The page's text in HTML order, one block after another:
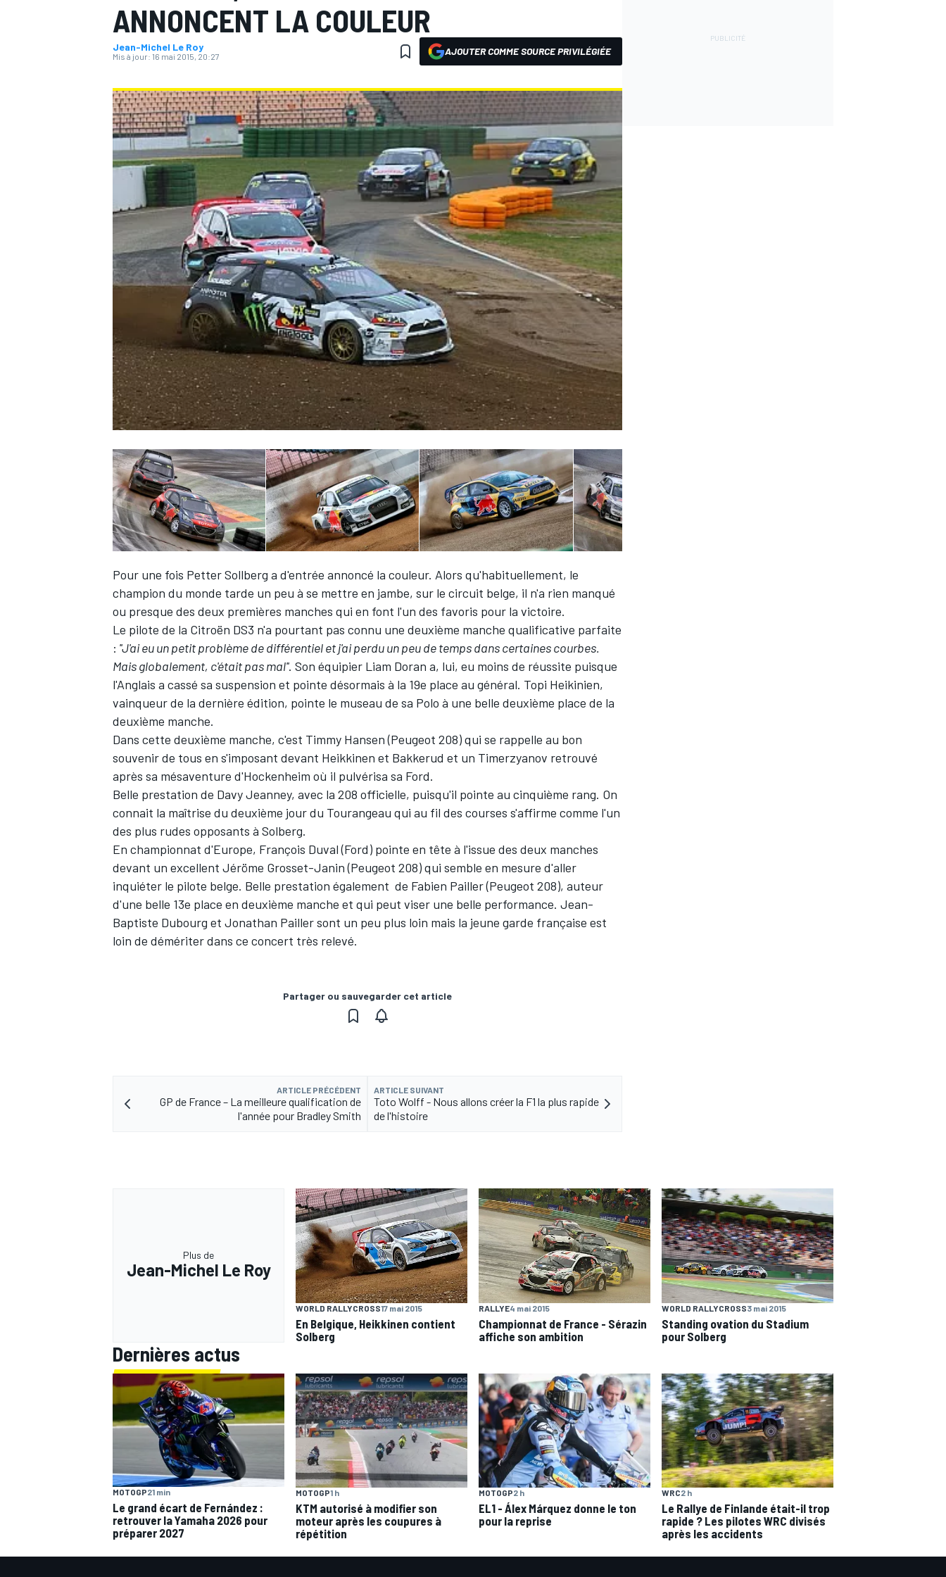
MOTOGP
WRC
WEC
AUTRES CHAMPIONNATS
ANNONCENT LA COULEUR
Jean-Michel Le Roy
Mis à jour: 16 mai 2015, 20:27 AJOUTER COMME SOURCE PRIVILÉGIÉE
Pour une fois Petter Sollberg a d'entrée annoncé la couleur. Alors qu'habituellement, le
champion du monde tarde un peu à se mettre en jambe, sur le circuit belge, il n'a rien manqué
ou presque des deux premières manches qui en font l'un des favoris pour la victoire.
Le pilote de la Citroën DS3 n'a pourtant pas connu une deuxième manche qualificative parfaite
: ''J'ai eu un petit problème de différentiel et j'ai perdu un peu de temps dans certaines courbes.
Mais globalement, c'était pas mal''. Son équipier Liam Doran a, lui, eu moins de réussite puisque
l'Anglais a cassé sa suspension et pointe désormais à la 19e place au général. Topi Heikinien,
vainqueur de la dernière édition, pointe le museau de sa Polo à une belle deuxième place de la
deuxième manche.
Dans cette deuxième manche, c'est Timmy Hansen (Peugeot 208) qui se rappelle au bon
souvenir de tous en s'imposant devant Heikkinen et Bakkerud et un Timerzyanov retrouvé
après sa mésaventure d'Hockenheim où il pulvérisa sa Ford.
Belle prestation de Davy Jeanney, avec la 208 officielle, puisqu'il pointe au cinquième rang. On
connait la maîtrise du deuxième jour du Tourangeau qui au fil des courses s'affirme comme l'un
des plus rudes opposants à Solberg.
En championnat d'Europe, François Duval (Ford) pointe en tête à l'issue des deux manches
devant un excellent Jéröme Grosset-Janin (Peugeot 208) qui semble en mesure d'aller
inquiéter le pilote belge. Belle prestation également de Fabien Pailler (Peugeot 208), auteur
d'une belle 13e place en deuxième manche et qui peut viser une belle performance. Jean-
Baptiste Dubourg et Jonathan Pailler sont un peu plus loin mais la jeune garde française est
loin de démériter dans ce concert très relevé.
Partager ou sauvegarder cet article
ARTICLE PRÉCÉDENT
GP de France – La meilleure qualification de
l'année pour Bradley Smith
ARTICLE SUIVANT
Toto Wolff - Nous allons créer la F1 la plus rapide
de l'histoire
Plus de
Jean-Michel Le Roy
WORLD RALLYCROSS17 mai 2015
En Belgique, Heikkinen contient
Solberg
RALLYE4 mai 2015
Championnat de France - Sérazin
affiche son ambition
WORLD RALLYCROSS3 mai 2015
Standing ovation du Stadium
pour Solberg
Dernières actus
MOTOGP21 min
Le grand écart de Fernández :
retrouver la Yamaha 2026 pour
préparer 2027
MOTOGP1 h
KTM autorisé à modifier son
moteur après les coupures à
répétition
MOTOGP2 h
EL1 - Álex Márquez donne le ton
pour la reprise
WRC2 h
Le Rallye de Finlande était-il trop
rapide ? Les pilotes WRC divisés
après les accidents